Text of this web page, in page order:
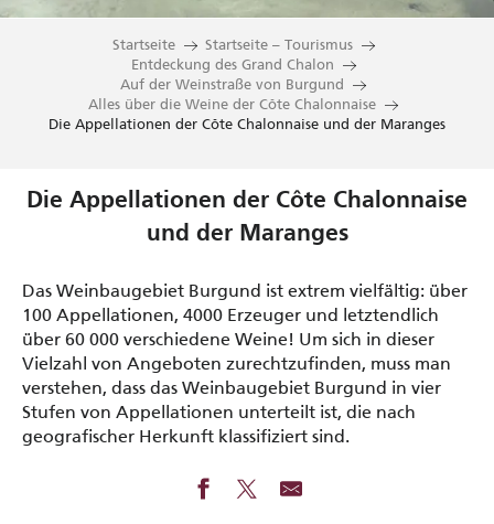
Startseite
Startseite – Tourismus
Entdeckung des Grand Chalon
Auf der Weinstraße von Burgund
Alles über die Weine der Côte Chalonnaise
Die Appellationen der Côte Chalonnaise und der Maranges
Die Appellationen der Côte Chalonnaise
und der Maranges
Das Weinbaugebiet Burgund ist extrem vielfältig: über
100 Appellationen, 4000 Erzeuger und letztendlich
über 60 000 verschiedene Weine! Um sich in dieser
Vielzahl von Angeboten zurechtzufinden, muss man
verstehen, dass das Weinbaugebiet Burgund in vier
Stufen von Appellationen unterteilt ist, die nach
geografischer Herkunft klassifiziert sind.